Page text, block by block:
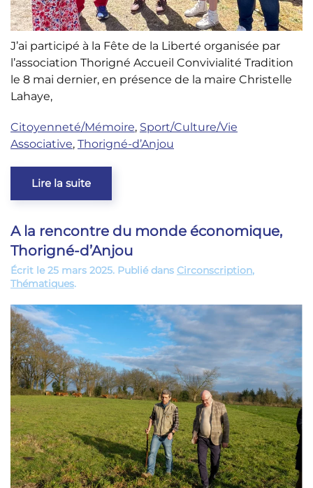
J’ai participé à la Fête de la Liberté organisée par
l’association Thorigné Accueil Convivialité Tradition
le 8 mai dernier, en présence de la maire Christelle
Lahaye,
Citoyenneté/Mémoire, Sport/Culture/Vie
Associative, Thorigné-d’Anjou
Lire la suite
A la rencontre du monde économique,
Thorigné-d’Anjou
Écrit le25 mars 2025. Publié dans Circonscription,
Thématiques.